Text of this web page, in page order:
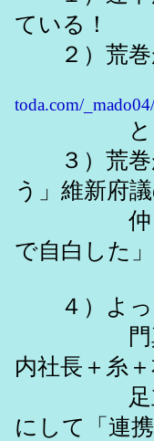
ている！
２）荒巻
toda.com/
と「親密
３）荒巻
う」維新府
仲良し関
で自白した」
４）よっ
門真市共
内社長＋糸
足立ら）
にして「連